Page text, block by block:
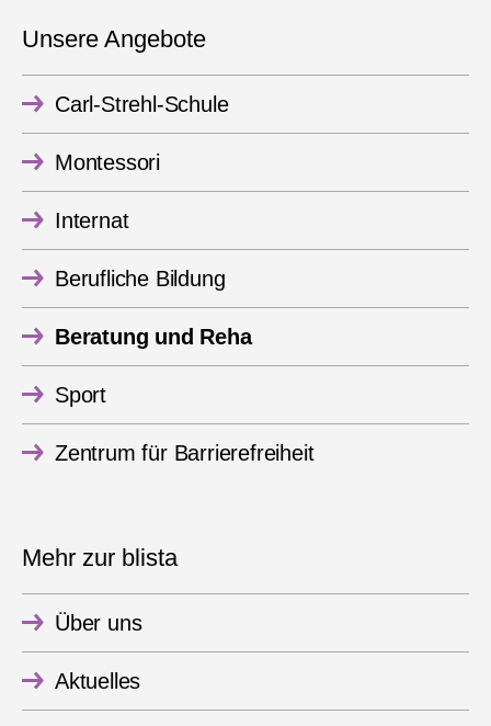
Unsere Angebote
Carl-Strehl-Schule
Montessori
Internat
Berufliche Bildung
Beratung und Reha
Sport
Zentrum für Barrierefreiheit
Mehr zur blista
Über uns
Aktuelles